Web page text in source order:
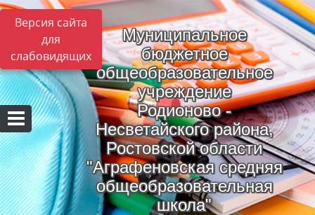
Версия сайта
для
слабовидящих
Муниципальное
бюджетное
общеобразовательное
учреждение
Родионово -
Несветайского района,
Ростовской области
"Аграфеновская средняя
общеобразовательная
школа"